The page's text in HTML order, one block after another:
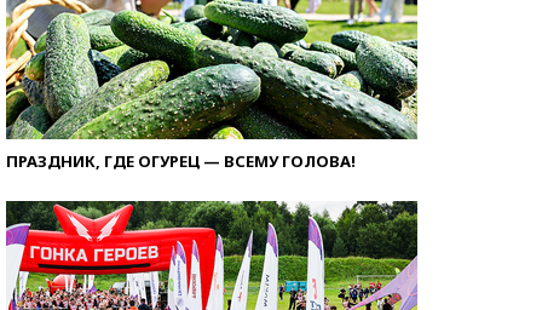
ПРАЗДНИК, ГДЕ ОГУРЕЦ — ВСЕМУ ГОЛОВА!